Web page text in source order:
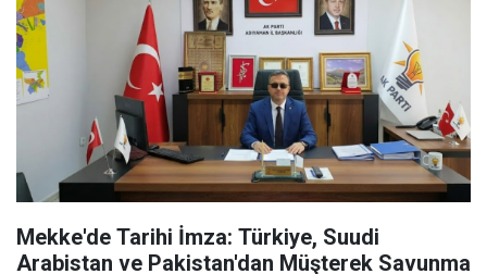
Mekke'de Tarihi İmza: Türkiye, Suudi
Arabistan ve Pakistan'dan Müşterek Savunma